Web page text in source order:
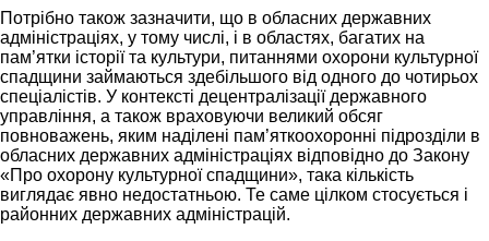
Потрібно також зазначити, що в обласних державних
адміністраціях, у тому числі, і в областях, багатих на
пам’ятки історії та культури, питаннями охорони культурної
спадщини займаються здебільшого від одного до чотирьох
спеціалістів. У контексті децентралізації державного
управління, а також враховуючи великий обсяг
повноважень, яким наділені пам’яткоохоронні підрозділи в
обласних державних адміністраціях відповідно до Закону
«Про охорону культурної спадщини», така кількість
виглядає явно недостатньою. Те саме цілком стосується і
районних державних адміністрацій.